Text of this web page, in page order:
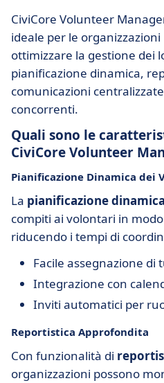
CiviCore Volunteer
ideale per le
ottimizzare la gestione dei
pianificazione dinamica,
comunicazioni
concorrenti.
Quali sono le
CiviCore Volunteer
Pianificazione Dinamica dei
La pianificazione dinamica
compiti ai volontari in
riducendo i tempi di
Facile assegnazione di
Integrazione con
Inviti automatici per
Reportistica Approfondita
Con funzionalità di
organizzazioni possono